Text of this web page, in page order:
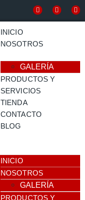
INICIO
NOSOTROS
GALERÍA
PRODUCTOS Y
SERVICIOS
TIENDA
CONTACTO
BLOG
INICIO
NOSOTROS
GALERÍA
PRODUCTOS Y